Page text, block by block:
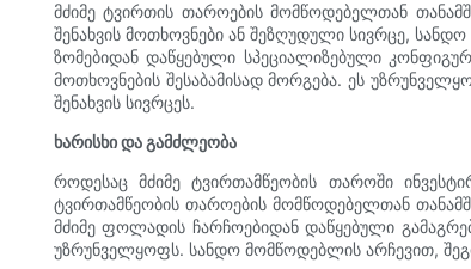
მძიმე ტვირთის თაროების მომწოდებელთან
შენახვის მოთხოვნები ან შეზღუდული სივრცე,
ზომებიდან დაწყებული სპეციალიზებული
მოთხოვნების შესაბამისად მორგება. ეს
შენახვის სივრცეს.
ხარისხი და გამძლეობა
როდესაც მძიმე ტვირთამწეობის თაროში
ტვირთამწეობის თაროების მომწოდებელთან
მძიმე ფოლადის ჩარჩოებიდან დაწყებული
უზრუნველყოფს. სანდო მომწოდებლის არჩევით,